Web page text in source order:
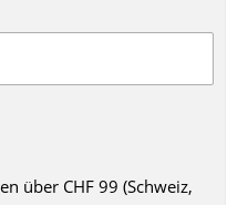
über CHF 99 (Schweiz,